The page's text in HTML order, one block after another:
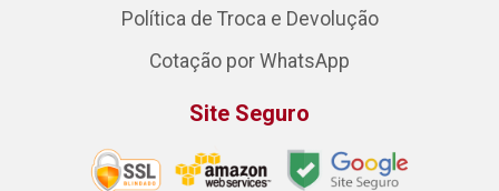
Política de Troca e Devolução
Cotação por WhatsApp
Site Seguro